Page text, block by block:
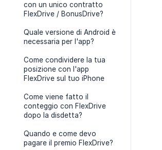
con un unico contratto
FlexDrive / BonusDrive?
Quale versione di Android è
necessaria per l'app?
Come condividere la tua
posizione con l'app
FlexDrive sul tuo iPhone
Come viene fatto il
conteggio con FlexDrive
dopo la disdetta?
Quando e come devo
pagare il premio FlexDrive?